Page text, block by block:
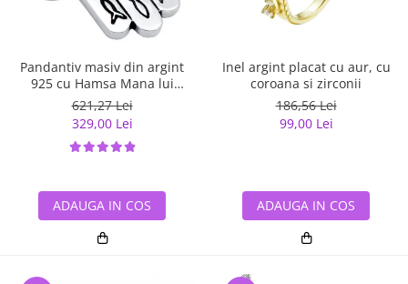
Pandantiv masiv din argint
925 cu Hamsa Mana lui
Fatima
621,27 Lei
329,00 Lei
ADAUGA IN COS
Inel argint placat cu aur, cu
coroana si zirconii
186,56 Lei
99,00 Lei
ADAUGA IN COS